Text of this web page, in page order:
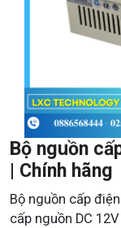
Bộ nguồn
| Chính hãng
Bộ nguồn cấp
cấp nguồn DC